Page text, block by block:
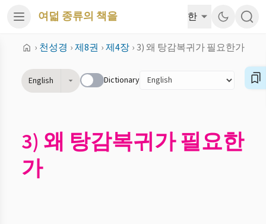
여덟 종류의 책을 한
› 천성경 ›제8권 ›제4장 › 3) 왜 탕감복귀가 필요한가
English Dictionary
3) 왜 탕감복귀가 필요한
가